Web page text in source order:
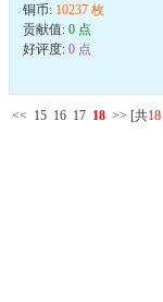
铜币: 10237 枚
贡献值: 0 点
好评度: 0 点
<< 15 16 17 18 >> [共18